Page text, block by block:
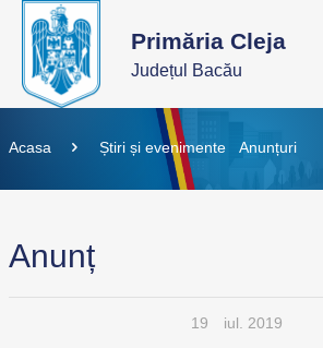
Primăria Cleja
Județul Bacău
Acasa Știri și evenimente Anunțuri
Anunț
19 iul. 2019